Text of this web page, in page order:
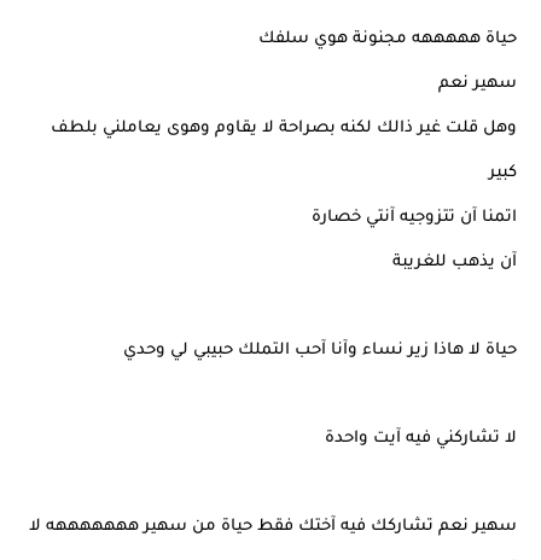
حياة هههههه مجنونة هوي سلفك
سهير نعم
وهل قلت غير ذالك لكنه بصراحة لا يقاوم وهوى يعاملني بلطف
كبير
اتمنا آن تتزوجيه آنتي خصارة
آن يذهب للغريبة
حياة لا هاذا زير نساء وآنا آحب التملك حبيبي لي وحدي
لا تشاركني فيه آيت واحدة
سهير نعم تشاركك فيه آختك فقط حياة من سهير هههههههه لا